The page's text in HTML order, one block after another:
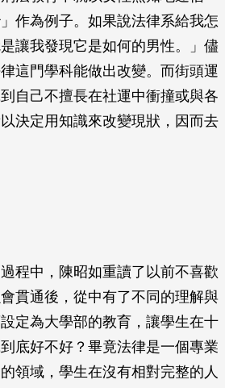
作為例子。如果說法律系給我怎
讓我發現它是如何的男性。」儘
這門學科能做出改變。而街頭運
自己不擅長在社運中衝撞或與各
決定用知識來改變現狀，因而去
程中，陳昭如重讀了以前不喜歡
貫通後，從中有了不同的理解與
定為大學部的教育，讓學生在十
底好不好？畢竟法律是一個專業
領域，學生在沒有相對完整的人